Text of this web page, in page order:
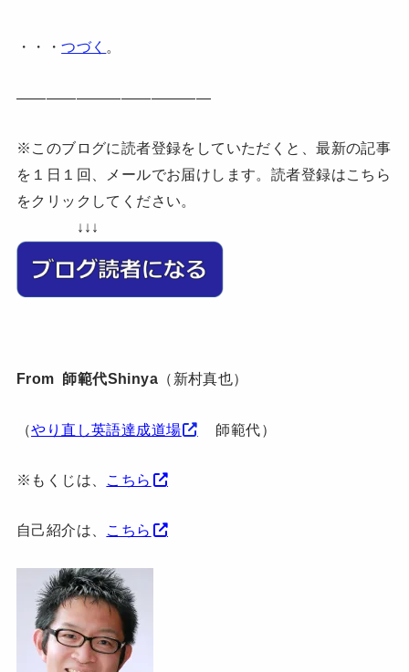
・・・つづく 。
—————————————
※このブログに読者登録をしていただくと、最新の記事
を１日１回、メールでお届けします。読者登録はこちら
をクリックしてください。
↓↓↓
From 師範代Shinya （新村真也）
（やり直し英語達成道場 師範代）
※もくじは、 こちら
自己紹介は、 こちら